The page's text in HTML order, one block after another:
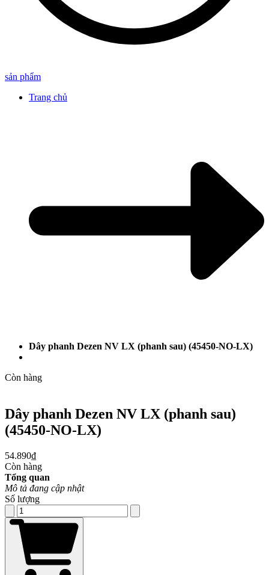
sản phẩm
Trang chủ
Dây phanh Dezen NV LX (phanh sau) (45450-NO-LX)
Còn hàng
Dây phanh Dezen NV LX (phanh sau)
(45450-NO-LX)
54.890₫
Còn hàng
Tổng quan
Mô tả đang cập nhật
Số lượng